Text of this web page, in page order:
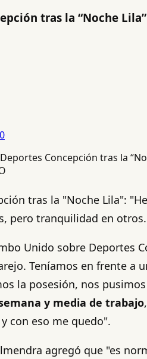
tras la “Noche
tras la "Noche Lila":
pero tranquilidad en otros.
Unido sobre Deportes
Teníamos en frente a
la posesión, nos
y media de trabajo
con eso me quedo".
agregó que "es